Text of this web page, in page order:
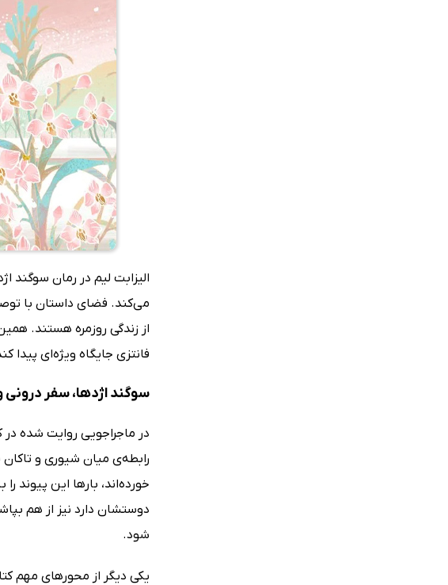
الیزابت لیم در رمان
می‌کند. فضای داستان با
از زندگی روزمره هستند.
فانتزی جایگاه ویژه‌ای پیدا
سوگند اژدها، سفر
در ماجراجویی روایت شده
رابطه‌ی میان شیوری و
خورده‌اند، بارها این پیوند
دوستشان دارد نیز از هم
شود.
یکی دیگر از محورهای مهم